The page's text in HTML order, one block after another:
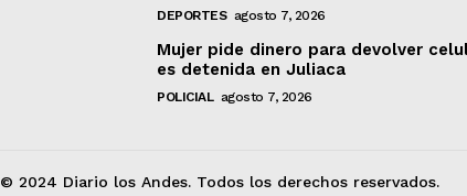
DEPORTES agosto 7, 2026
Mujer pide dinero para devolver
es detenida en Juliaca
POLICIAL agosto 7, 2026
© 2024 Diario los Andes. Todos los derechos reservados.